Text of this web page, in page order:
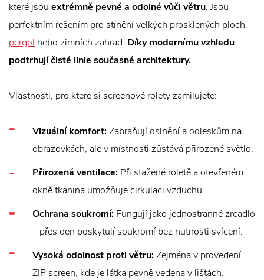
které jsou extrémně pevné a odolné vůči větru. Jsou
perfektním řešením pro stínění velkých prosklených ploch,
pergol nebo zimních zahrad. Díky modernímu vzhledu
podtrhují čisté linie současné architektury.
Vlastnosti, pro které si screenové rolety zamilujete:
Vizuální komfort:Zabraňují oslnění a odleskům na
obrazovkách, ale v místnosti zůstává přirozené světlo.
Přirozená ventilace: Při stažené roletě a otevřeném
okně tkanina umožňuje cirkulaci vzduchu.
Ochrana soukromí: Fungují jako jednostranné zrcadlo
– přes den poskytují soukromí bez nutnosti svícení.
Vysoká odolnost proti větru:Zejména v provedení
ZIP screen, kde je látka pevně vedena v lištách.